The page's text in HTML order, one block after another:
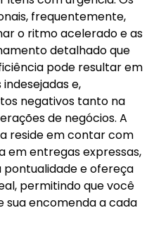
frequentemente,
o ritmo acelerado e as
detalhado que
pode resultar em
e,
negativos tanto na
de negócios. A
reside em contar com
em entregas expressas,
e ofereça
permitindo que você
sua encomenda a cada